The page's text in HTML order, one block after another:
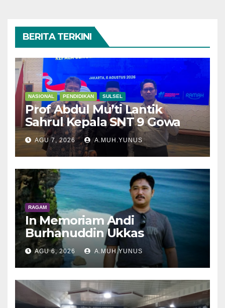
BERITA TERKINI
NASIONAL PENDIDIKAN SULSEL
Prof Abdul Mu’ti Lantik
Sahrul Kepala SNT 9 Gowa
AGU 7, 2026 A.MUH.YUNUS
RAGAM
In Memoriam Andi
Burhanuddin Ukkas
AGU 6, 2026 A.MUH.YUNUS